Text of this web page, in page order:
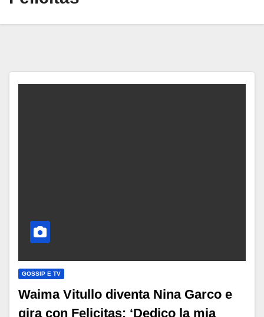
GOSSIP E TV
Waima Vitullo diventa Nina Garco e
gira con Felicitas: ‘Dedico la mia